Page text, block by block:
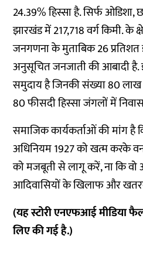
24.39% हिस्सा है. सिर्फ
झारखंड में 217,718 वर्ग किमी. के
जनगणना के मुताबिक 26 प्रतिशत
अनुसूचित जनजाती की आबादी
समुदाय है जिनकी संख्या 80
80 फीसदी हिस्सा जंगलों में
समाजिक कार्यकर्ताओं की मांग है
अधिनियम 1927 को खत्म करके
को मजबूती से लागू करें, ना कि वो
आदिवासियों के खिलाफ और
(यह स्टोरी एनएफआई मीडिया
लिए की गई है.)